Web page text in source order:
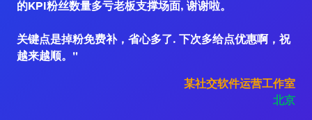
的KPI粉丝数量多亏老板支撑场面, 谢谢啦。
关键点是掉粉免费补，省心多了. 下次多给点优惠啊，祝
越来越顺。"
某社交软件运营工作室
北京